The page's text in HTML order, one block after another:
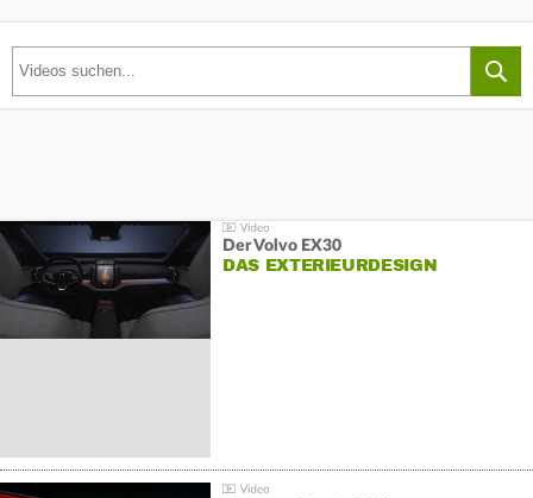
Der Volvo EX30
DAS EXTERIEURDESIGN